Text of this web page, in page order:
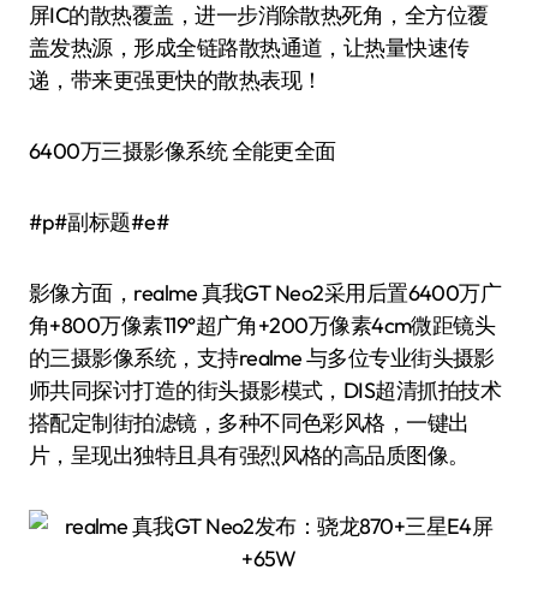
屏IC的散热覆盖，进一步消除散热死角，全方位覆
盖发热源，形成全链路散热通道，让热量快速传
递，带来更强更快的散热表现！
6400万三摄影像系统 全能更全面
#p#副标题#e#
影像方面，realme 真我GT Neo2采用后置6400万广
角+800万像素119°超广角+200万像素4cm微距镜头
的三摄影像系统，支持realme 与多位专业街头摄影
师共同探讨打造的街头摄影模式，DIS超清抓拍技术
搭配定制街拍滤镜，多种不同色彩风格，一键出
片，呈现出独特且具有强烈风格的高品质图像。